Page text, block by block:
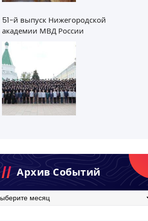
51-й выпуск Нижегородской
академии МВД России
Архив Событий